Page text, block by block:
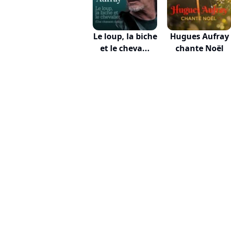
Le loup, la biche
et le cheva...
Hugues Aufray
chante Noël